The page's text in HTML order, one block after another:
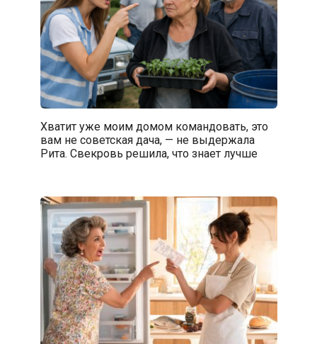
Хватит уже моим домом командовать, это
вам не советская дача, — не выдержала
Рита. Свекровь решила, что знает лучше